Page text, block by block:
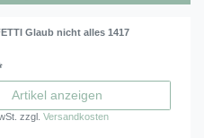
Glaub nicht alles 1417
Artikel anzeigen
zzgl.Versandkosten